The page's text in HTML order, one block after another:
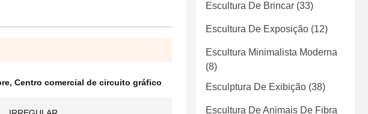
, Centro comercial de circuito gráfico
Escultura De Brincar (33)
Escultura De Exposição (12)
Escultura Minimalista Moderna
(8)
Esculptura De Exibição (38)
Escultura De Animais De Fibra